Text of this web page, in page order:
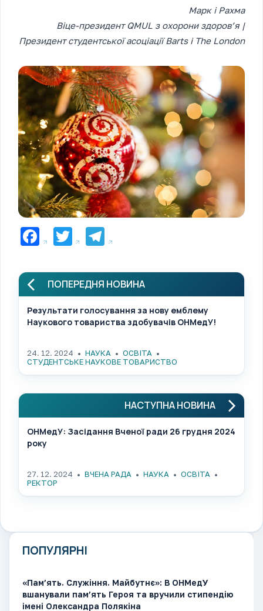
Марк і Рахма
Віце-президент QMUL з охорони здоров’я |
Президент студентської асоціації Barts і The London
Facebook
TwitterTelegram
ПОПЕРЕДНЯ НОВИНА
Результати голосування за нову емблему
Наукового товариства здобувачів ОНМедУ!
24. 12. 2024 НАУКА
ОСВІТА
СТУДЕНТСЬКЕ НАУКОВЕ ТОВАРИСТВО
НАСТУПНА НОВИНА
ОНМедУ: Засідання Вченої ради 26 грудня 2024
року
27. 12. 2024 ВЧЕНА РАДА НАУКА
ОСВІТА
РЕКТОР
ПОПУЛЯРНІ
«Пам’ять. Служіння. Майбутнє»: В ОНМедУ
вшанували пам’ять Героя та вручили стипендію
імені Олександра Полякіна